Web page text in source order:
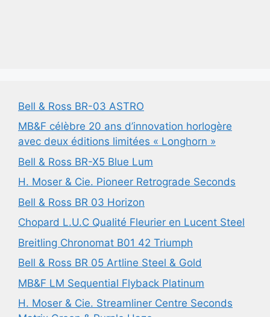
Bell & Ross BR-03 ASTRO
MB&F célèbre 20 ans d’innovation horlogère
avec deux éditions limitées « Longhorn »
Bell & Ross BR-X5 Blue Lum
H. Moser & Cie. Pioneer Retrograde Seconds
Bell & Ross BR 03 Horizon
Chopard L.U.C Qualité Fleurier en Lucent Steel
Breitling Chronomat B01 42 Triumph
Bell & Ross BR 05 Artline Steel & Gold
MB&F LM Sequential Flyback Platinum
H. Moser & Cie. Streamliner Centre Seconds